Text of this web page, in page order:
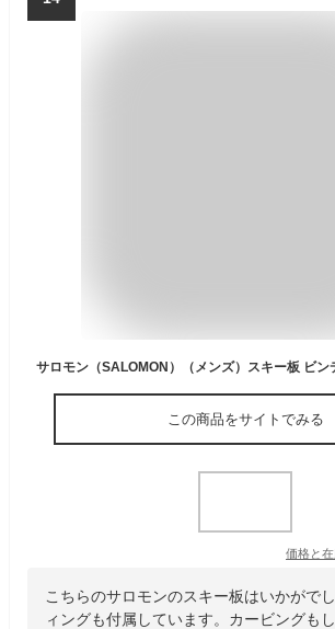
この商品をサイトでみる
価格と
こちらのサロモンのスキー板はいかがで
ィングも付属しています。カービングも